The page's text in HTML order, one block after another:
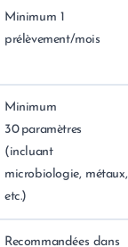
Minimum 1
prélèvement/mois
Minimum
30 paramètres
(incluant
microbiologie, métaux,
etc.)
Recommandées dans